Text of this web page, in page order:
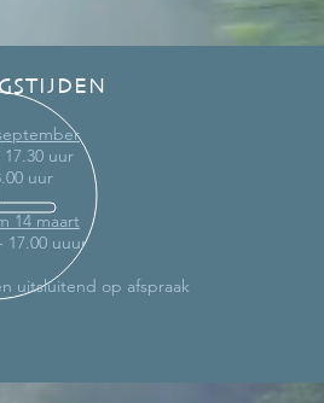
uur
uur
14 maart
17.00 uuur
uitsluitend op afspraak